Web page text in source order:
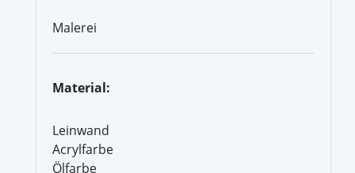
Malerei
Material:
Leinwand
Acrylfarbe
Ölfarbe